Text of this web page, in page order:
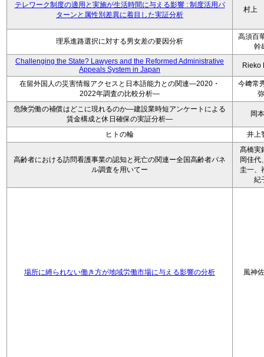
テレワーク制度の適用と実施が生活時間に与える影響 : 制度活用パ
ターンと属性別差異に着目した実証分析
村上
理系進路選択に対する男女差の要因分析
高須百
幹
Challenging the State? Lawyers and the Reformed Administrative
Appeals System in Japan
Rieko
在留外国人の災害情報アクセスと日本語能力との関連―2020・
2022年調査の比較分析―
今﨑常
弥
危険労働の補償はどこに現れるのか―建設業時短アンケートによる
賃金構成と休日確保の実証分析―
岡
ヒトの輪 井上
高齢者における訪問看護事業の認知と死亡の関連ー全国高齢者パネ
ル調査を用いてー
髙橋実
岡佳代
圭一、
紀
場所に縛られない働き方が地域労働市場に与える影響の分析 風神